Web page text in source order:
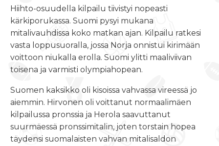
Hiihto-osuudella kilpailu tiivistyi nopeasti
kärkiporukassa. Suomi pysyi mukana
mitalivauhdissa koko matkan ajan. Kilpailu ratkesi
vasta loppusuoralla, jossa Norja onnistui kirimään
voittoon niukalla erolla. Suomi ylitti maaliviivan
toisena ja varmisti olympiahopean.
Suomen kaksikko oli kisoissa vahvassa vireessä jo
aiemmin. Hirvonen oli voittanut normaalimäen
kilpailussa pronssia ja Herola saavuttanut
suurmäessä pronssimitalin, joten torstain hopea
täydensi suomalaisten vahvan mitalisaldon